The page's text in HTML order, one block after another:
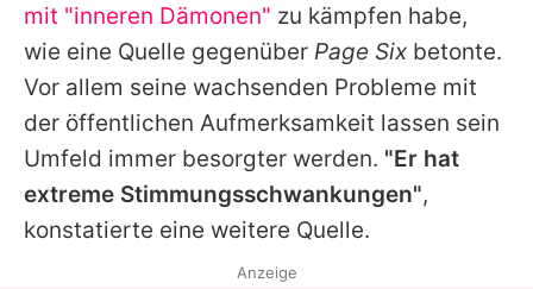
mit "inneren Dämonen" zu kämpfen habe,
wie eine Quelle gegenüber Page Six betonte.
Vor allem seine wachsenden Probleme mit
der öffentlichen Aufmerksamkeit lassen sein
Umfeld immer besorgter werden. "Er hat
extreme Stimmungsschwankungen",
konstatierte eine weitere Quelle.
Anzeige